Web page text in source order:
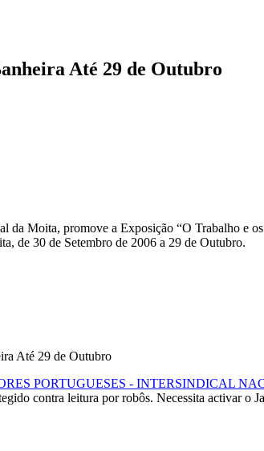
Até 29 de Outubro
Moita, promove a Exposição “O Trabalho e
de 30 de Setembro de 2006 a 29 de Outubro.
Até 29 de Outubro
PORTUGUESES - INTERSINDICAL
contra leitura por robôs. Necessita activar o